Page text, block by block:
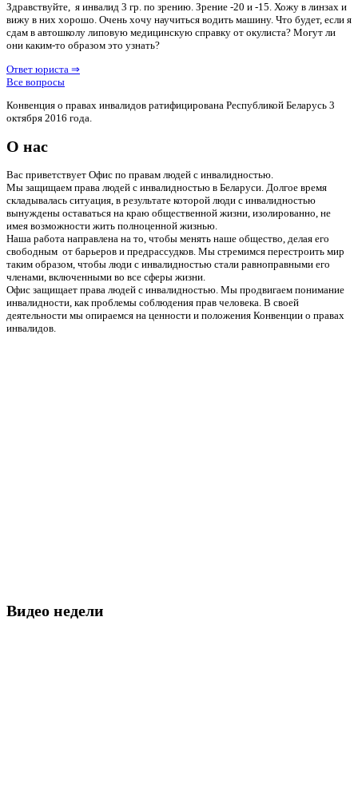
Здравствуйте, я инвалид 3 гр. по зрению. Зрение -20 и -15. Хожу в линзах и
вижу в них хорошо. Очень хочу научиться водить машину. Что будет, если я
сдам в автошколу липовую медицинскую справку от окулиста? Могут ли
они каким-то образом это узнать?
Ответ юриста ⇒
Все вопросы
Конвенция о правах инвалидов ратифицирована Республикой Беларусь 3
октября 2016 года.
О нас
Вас приветствует Офис по правам людей с инвалидностью.
Мы защищаем права людей с инвалидностью в Беларуси. Долгое время
складывалась ситуация, в результате которой люди с инвалидностью
вынуждены оставаться на краю общественной жизни, изолированно, не
имея возможности жить полноценной жизнью.
Наша работа направлена на то, чтобы менять наше общество, делая его
свободным от барьеров и предрассудков. Мы стремимся перестроить мир
таким образом, чтобы люди с инвалидностью стали равноправными его
членами, включенными во все сферы жизни.
Офис защищает права людей с инвалидностью. Мы продвигаем понимание
инвалидности, как проблемы соблюдения прав человека. В своей
деятельности мы опираемся на ценности и положения Конвенции о правах
инвалидов.
Видео недели